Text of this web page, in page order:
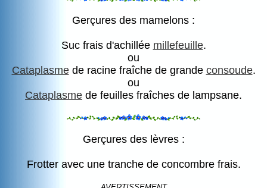
Gerçures des mamelons :
Suc frais d'achillée millefeuille.
ou
Cataplasmede racine fraîche de grande consoude.
ou
Cataplasme de feuilles fraîches de lampsane.
Gerçures des lèvres :
Frotter avec une tranche de concombre frais.